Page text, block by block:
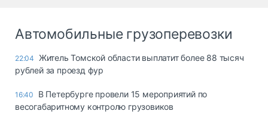
Автомобильные грузоперевозки
22:04
Житель Томской области выплатит более 88 тысяч
рублей за проезд фур
16:40
В Петербурге провели 15 мероприятий по
весогабаритному контролю грузовиков